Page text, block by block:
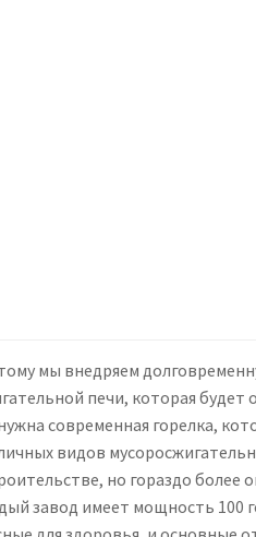
мы внедряем
печи, которая
современная горелка,
видов
но гораздо
завод имеет мощность